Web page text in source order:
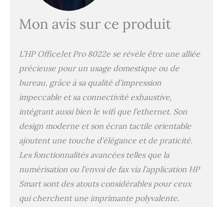
ans de garantie sous réserve d'inscription en
l’imprima Connectivité totale : smartphone,
automatique Faites le choix d'une impression
durable : Les imprimantes HP+ utilisent des
cartouches fabriquées à partir de plastique
recyclé Cette imprimante est conçue pour
fonctionner uniquement avec des
cartouches disposant de puces ou de
circuits électroniques HP Authentique et
bloquera les cartouches utilisant des puces
ou des circuits électroniques non HP.
Mon avis sur ce produit
L’HP OfficeJet Pro 8022e se révèle être une alliée
précieuse pour un usage domestique ou de
bureau, grâce à sa qualité d’impression
impeccable et sa connectivité exhaustive,
intégrant aussi bien le wifi que l’ethernet. Son
design moderne et son écran tactile orientable
ajoutent une touche d’élégance et de praticité.
Les fonctionnalités avancées telles que la
numérisation ou l’envoi de fax via l’application HP
Smart sont des atouts considérables pour ceux
qui cherchent une imprimante polyvalente.